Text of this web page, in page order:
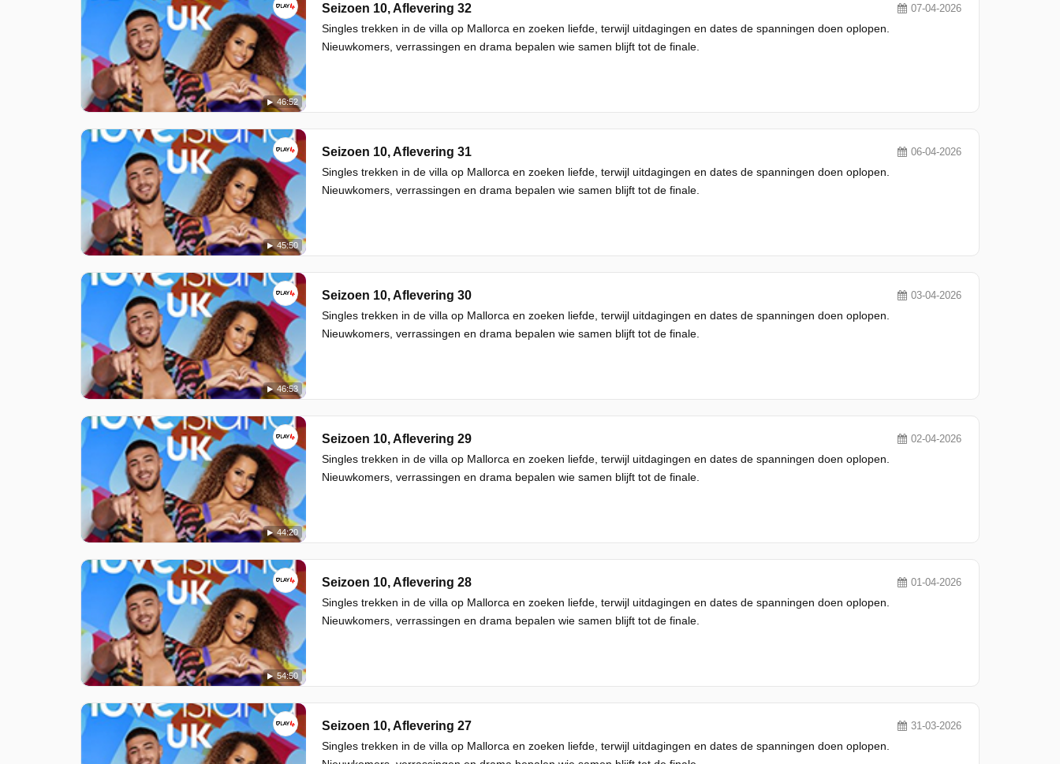
46:52
Seizoen 10, Aflevering 32 07-04-2026
Singles trekken in de villa op Mallorca en zoeken liefde, terwijl uitdagingen en dates de spanningen doen oplopen.
Nieuwkomers, verrassingen en drama bepalen wie samen blijft tot de finale.
45:50
Seizoen 10, Aflevering 31 06-04-2026
Singles trekken in de villa op Mallorca en zoeken liefde, terwijl uitdagingen en dates de spanningen doen oplopen.
Nieuwkomers, verrassingen en drama bepalen wie samen blijft tot de finale.
46:53
Seizoen 10, Aflevering 30 03-04-2026
Singles trekken in de villa op Mallorca en zoeken liefde, terwijl uitdagingen en dates de spanningen doen oplopen.
Nieuwkomers, verrassingen en drama bepalen wie samen blijft tot de finale.
44:20
Seizoen 10, Aflevering 29 02-04-2026
Singles trekken in de villa op Mallorca en zoeken liefde, terwijl uitdagingen en dates de spanningen doen oplopen.
Nieuwkomers, verrassingen en drama bepalen wie samen blijft tot de finale.
54:50
Seizoen 10, Aflevering 28 01-04-2026
Singles trekken in de villa op Mallorca en zoeken liefde, terwijl uitdagingen en dates de spanningen doen oplopen.
Nieuwkomers, verrassingen en drama bepalen wie samen blijft tot de finale.
Seizoen 10, Aflevering 27 31-03-2026
Singles trekken in de villa op Mallorca en zoeken liefde, terwijl uitdagingen en dates de spanningen doen oplopen.